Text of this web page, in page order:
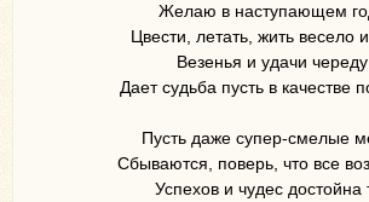
Желаю в наступающем
Цвести, летать, жить весело
Везенья и удачи череду
Дает судьба пусть в качестве
Пусть даже супер-смелые
Сбываются, поверь, что все
Успехов и чудес достойна